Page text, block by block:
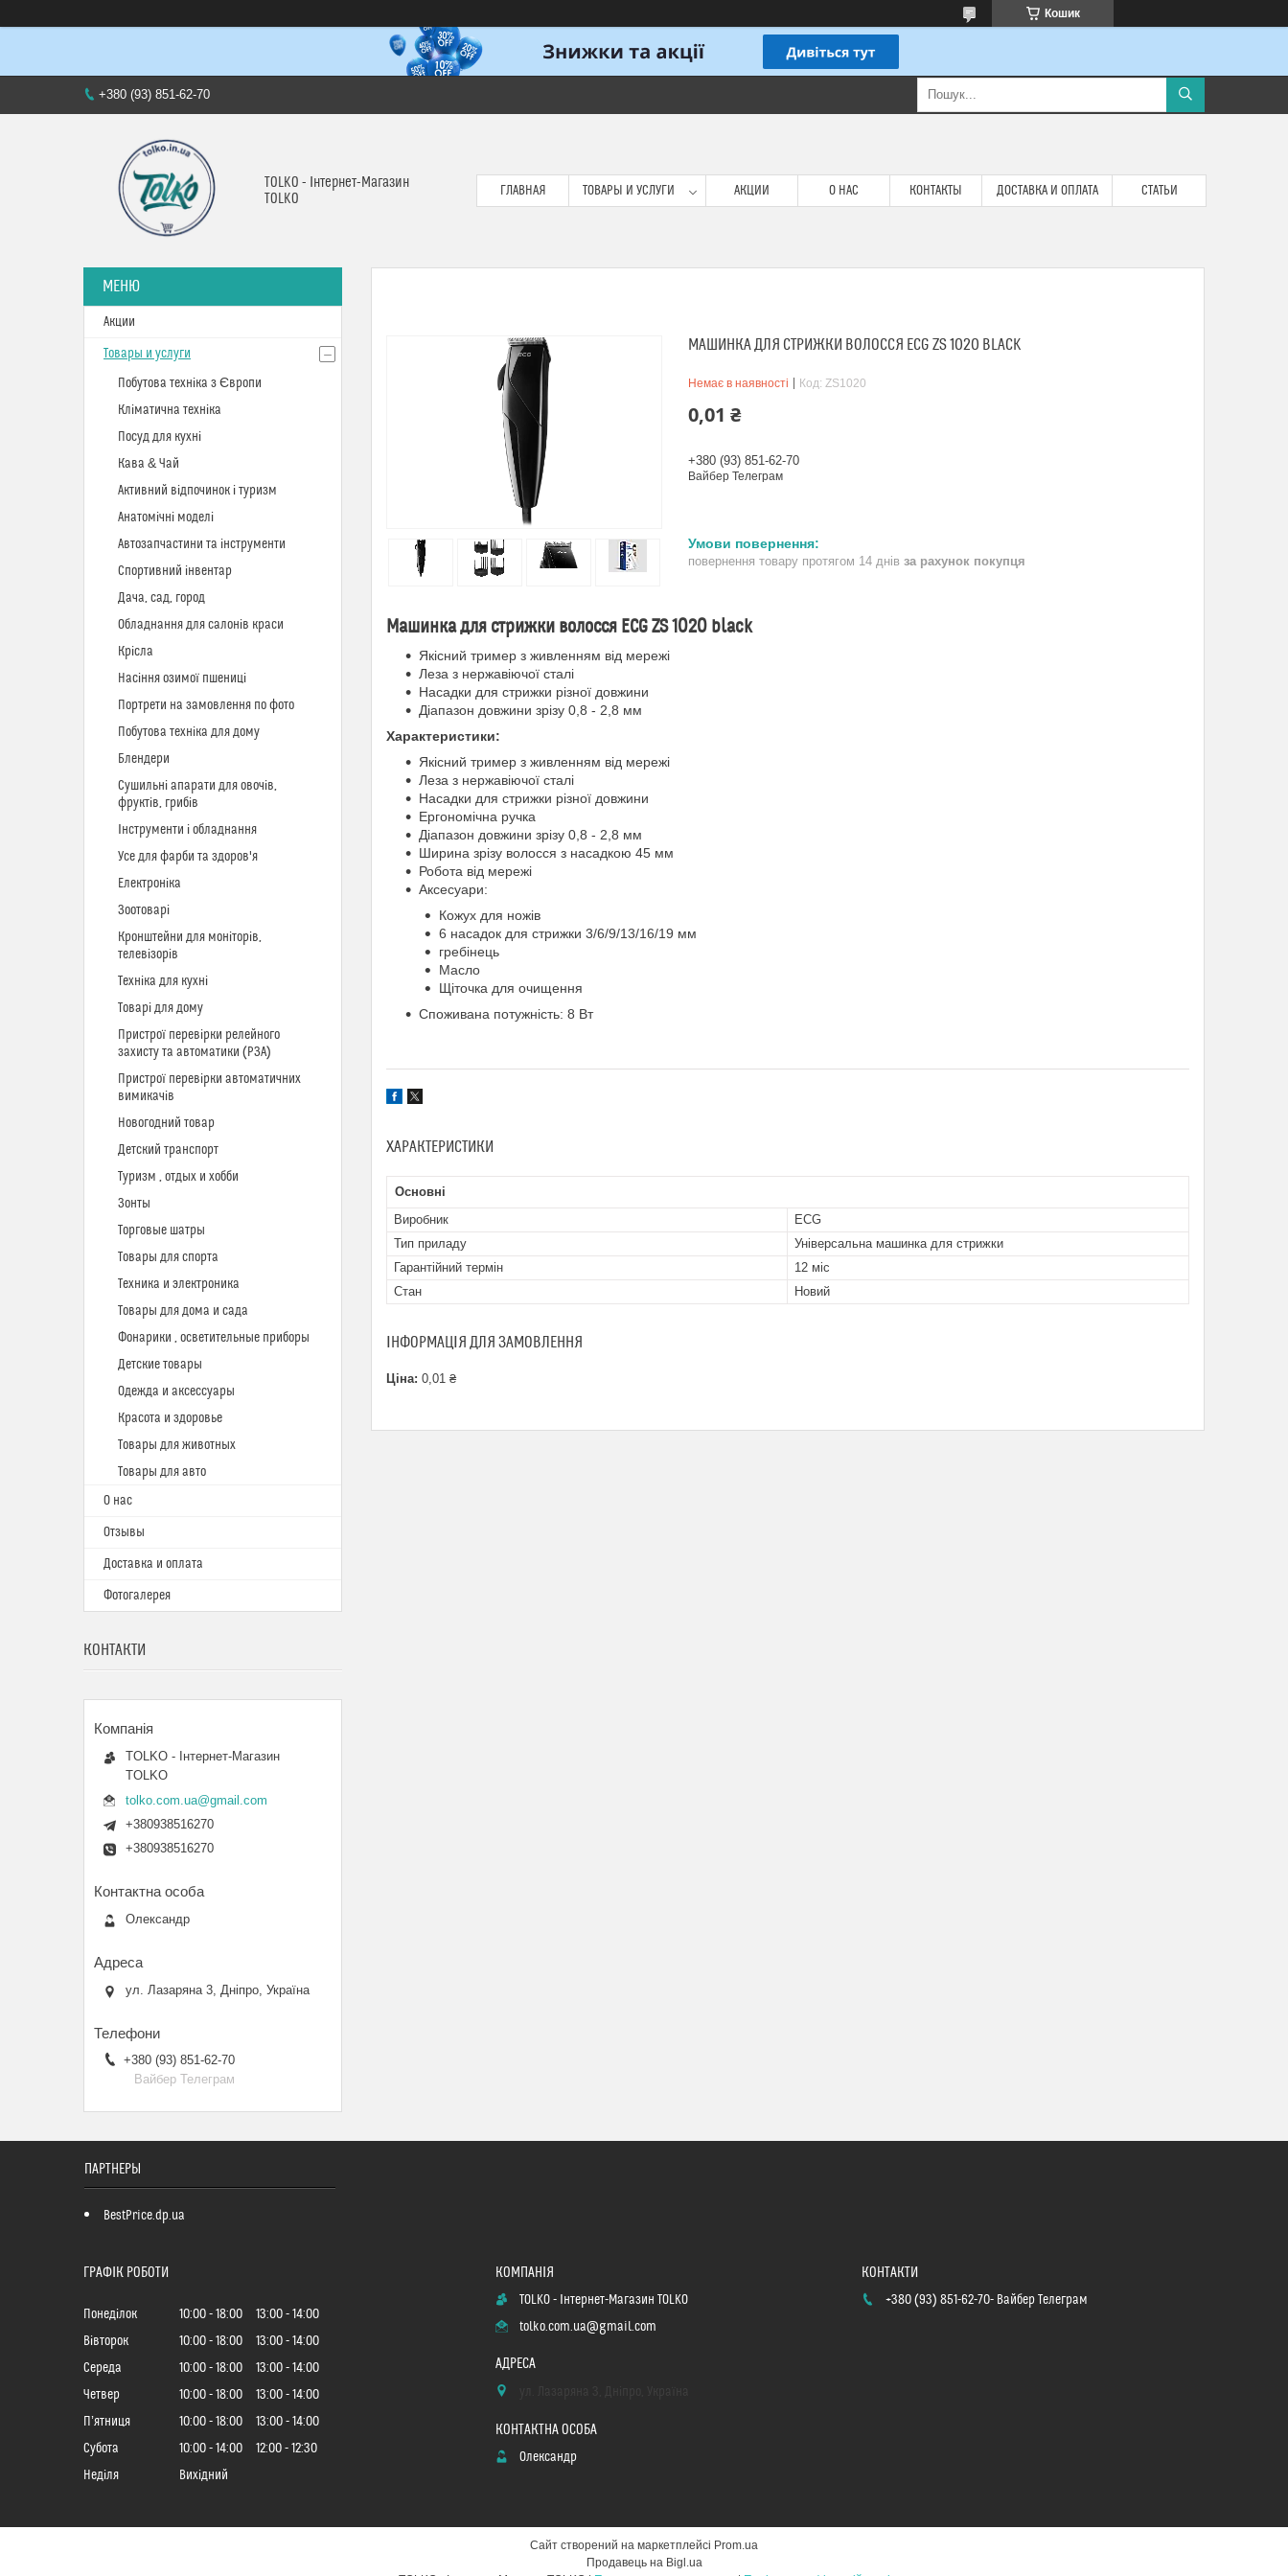
Кошик
+380 (93) 851-62-70
TOLKO - Інтернет-Магазин
TOLKO
ГЛАВНАЯ ТОВАРЫ И УСЛУГИ АКЦИИ О НАС КОНТАКТЫ ДОСТАВКА И ОПЛАТА СТАТЬИ
МАШИНКА ДЛЯ СТРИЖКИ ВОЛОССЯ ECG ZS 1020 BLACK
Немає в наявності Код: ZS1020
0,01 ₴
+380 (93) 851-62-70
Вайбер Телеграм
повернення товару протягом 14 днів за рахунок покупця
Машинка для стрижки волосся ECG ZS 1020 black
Якісний тример з живленням від мережі
Леза з нержавіючої сталі
Насадки для стрижки різної довжини
Діапазон довжини зрізу 0,8 - 2,8 мм
Характеристики:
Якісний тример з живленням від мережі
Леза з нержавіючої сталі
Насадки для стрижки різної довжини
Ергономічна ручка
Діапазон довжини зрізу 0,8 - 2,8 мм
Ширина зрізу волосся з насадкою 45 мм
Робота від мережі
Аксесуари:
Кожух для ножів
6 насадок для стрижки 3/6/9/13/16/19 мм
гребінець
Масло
Щіточка для очищення
Споживана потужність: 8 Вт
ХАРАКТЕРИСТИКИ
Основні
Виробник
ECG
Тип приладу
Універсальна машинка для стрижки
Гарантійний термін
12 міс
Стан
Новий
ІНФОРМАЦІЯ ДЛЯ ЗАМОВЛЕННЯ
Ціна: 0,01 ₴
Акции
Товары и услуги
Побутова техніка з Європи
Кліматична техніка
Посуд для кухні
Кава & Чай
Активний відпочинок і туризм
Анатомічні моделі
Автозапчастини та інструменти
Спортивний інвентар
Дача, сад, город
Обладнання для салонів краси
Крісла
Насіння озимої пшениці
Портрети на замовлення по фото
Побутова техніка для дому
Блендери
Сушильні апарати для овочів,
фруктів, грибів
Інструменти і обладнання
Усе для фарби та здоров'я
Електроніка
Зоотоварі
Кронштейни для моніторів,
телевізорів
Техніка для кухні
Товарі для дому
Пристрої перевірки релейного
захисту та автоматики (РЗА)
Пристрої перевірки автоматичних
вимикачів
Новогодний товар
Детский транспорт
Туризм , отдых и хобби
Зонты
Торговые шатры
Товары для спорта
Техника и электроника
Товары для дома и сада
Фонарики , осветительные приборы
Детские товары
Одежда и аксессуары
Красота и здоровье
Товары для животных
Товары для авто
О нас
Отзывы
Доставка и оплата
Фотогалерея
КОНТАКТИ
TOLKO - Інтернет-Магазин
TOLKO
tolko.com.ua@gmail.com
+380938516270
+380938516270
Олександр
ул. Лазаряна 3, Дніпро, Україна
+380 (93) 851-62-70
Вайбер Телеграм
ПАРТНЕРЫ
BestPrice.dp.ua
ГРАФІК РОБОТИ
Понеділок 10:00 18:00 13:00
14:00
Вівторок
10:00 18:00 13:00
14:00
Середа
10:00 18:00 13:00
14:00
Четвер
10:00 18:00 13:00
14:00
Пʼятниця
10:00 18:00 13:00
14:00
Субота
10:00 14:00 12:00
12:30
Неділя
Вихідний
TOLKO - Інтернет-Магазин TOLKO
tolko.com.ua@gmail.com
Олександр
+380 (93) 851-62-70 Вайбер Телеграм
Сайт створений на маркетплейсі Prom.ua
Продавець на Bigl.ua